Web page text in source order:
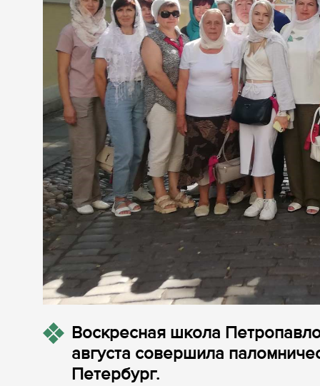
Воскресная школа
августа совершила
Петербург.